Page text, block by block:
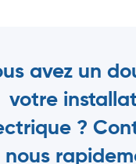
avez un
votre
?
nous